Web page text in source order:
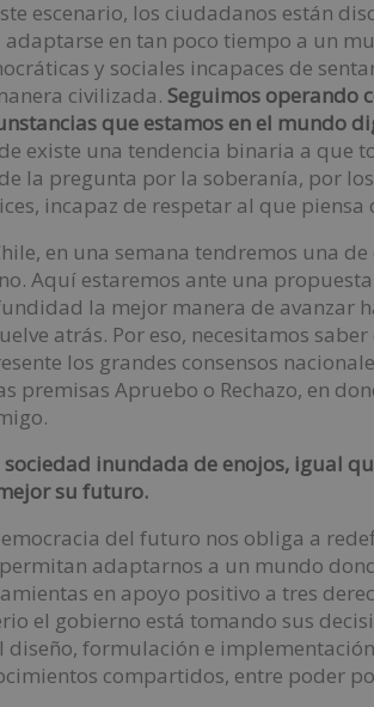
escenario, los ciudadanos están
en tan poco tiempo a un
y sociales incapaces de
civilizada. Seguimos operando
que estamos en el mundo
existe una tendencia binaria a que
la pregunta por la soberanía, por
incapaz de respetar al que piensa
en una semana tendremos una
Aquí estaremos ante una
la mejor manera de avanzar
atrás. Por eso, necesitamos
los grandes consensos
premisas Apruebo o Rechazo, en
sociedad inundada de enojos, igual
su futuro.
del futuro nos obliga a
adaptarnos a un mundo
en apoyo positivo a tres
el gobierno está tomando sus
diseño, formulación e
compartidos, entre poder